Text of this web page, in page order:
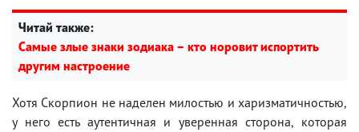
Читай также:
Самые злые знаки зодиака – кто норовит испортить
другим настроение
Хотя Скорпион не наделен милостью и харизматичностью,
у него есть аутентичная и уверенная сторона, которая